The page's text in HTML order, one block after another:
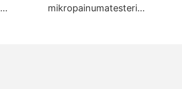
mikropainumatesteri